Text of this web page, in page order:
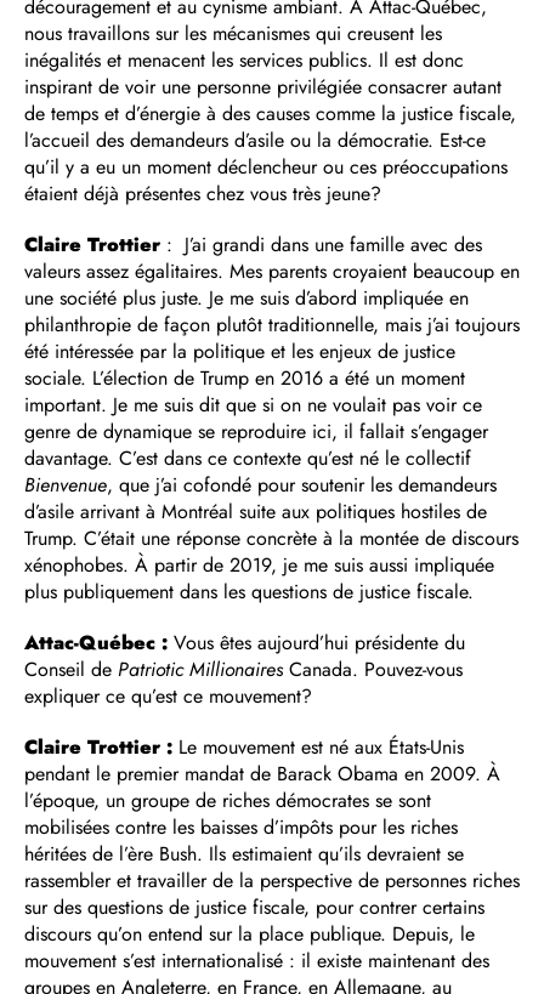
découragement et au cynisme ambiant. À Attac-Québec,
nous travaillons sur les mécanismes qui creusent les
inégalités et menacent les services publics. Il est donc
inspirant de voir une personne privilégiée consacrer autant
de temps et d’énergie à des causes comme la justice fiscale,
l’accueil des demandeurs d’asile ou la démocratie. Est-ce
qu’il y a eu un moment déclencheur ou ces préoccupations
étaient déjà présentes chez vous très jeune?
Claire Trottier : J’ai grandi dans une famille avec des
valeurs assez égalitaires. Mes parents croyaient beaucoup en
une société plus juste. Je me suis d’abord impliquée en
philanthropie de façon plutôt traditionnelle, mais j’ai toujours
été intéressée par la politique et les enjeux de justice
sociale. L’élection de Trump en 2016 a été un moment
important. Je me suis dit que si on ne voulait pas voir ce
genre de dynamique se reproduire ici, il fallait s’engager
davantage. C’est dans ce contexte qu’est né le collectif
Bienvenue, que j’ai cofondé pour soutenir les demandeurs
d’asile arrivant à Montréal suite aux politiques hostiles de
Trump. C’était une réponse concrète à la montée de discours
xénophobes. À partir de 2019, je me suis aussi impliquée
plus publiquement dans les questions de justice fiscale.
Attac-Québec : Vous êtes aujourd’hui présidente du
Conseil de Patriotic MillionairesCanada. Pouvez-vous
expliquer ce qu’est ce mouvement?
Claire Trottier : Le mouvement est né aux États-Unis
pendant le premier mandat de Barack Obama en 2009. À
l’époque, un groupe de riches démocrates se sont
mobilisées contre les baisses d’impôts pour les riches
héritées de l’ère Bush. Ils estimaient qu’ils devraient se
rassembler et travailler de la perspective de personnes riches
sur des questions de justice fiscale, pour contrer certains
discours qu’on entend sur la place publique. Depuis, le
mouvement s’est internationalisé : il existe maintenant des
groupes en Angleterre, en France, en Allemagne, au